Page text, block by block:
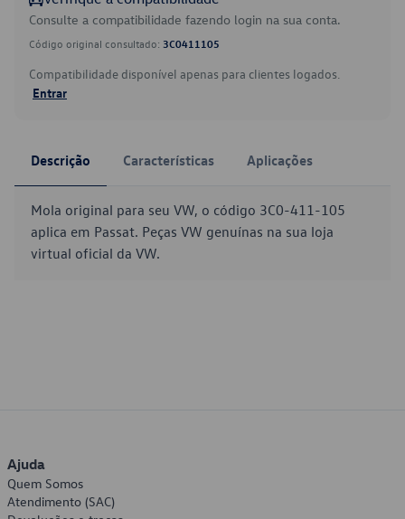
Consulte a compatibilidade fazendo login na sua conta.
Código original consultado: 3C0411105
Compatibilidade disponível apenas para clientes logados.
Entrar
Descrição Características Aplicações
Mola original para seu VW, o código 3C0-411-105
aplica em Passat. Peças VW genuínas na sua loja
virtual oficial da VW.
Ajuda
Quem Somos
Atendimento (SAC)